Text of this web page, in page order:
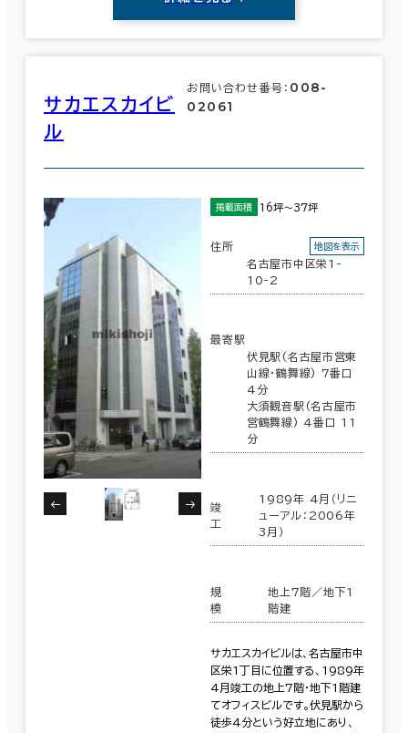
サカエスカイビ
ル
お問い合わせ番号： 008-
02061
掲載面積 16坪～37坪
住所
名古屋市中区栄1-
10-2
地図を表示
最寄駅
伏見駅(名古屋市営東
山線･鶴舞線) 7番口
4分
大須観音駅(名古屋市
営鶴舞線) 4番口 11
分
竣
工
1989年 4月（リニ
ューアル：2006年
3月）
規
模
地上7階／地下1
階建
サカエスカイビルは、名古屋市中
区栄1丁目に位置する、1989年
4月竣工の地上7階・地下1階建
てオフィスビルです。伏見駅から
徒歩4分という好立地にあり、